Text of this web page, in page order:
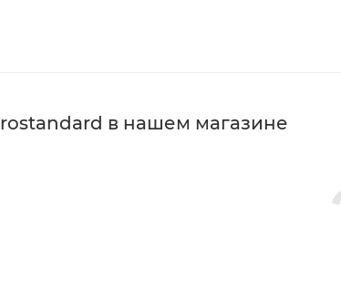
в нашем магазине